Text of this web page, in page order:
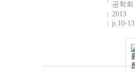
공학회
2013
p.10-13